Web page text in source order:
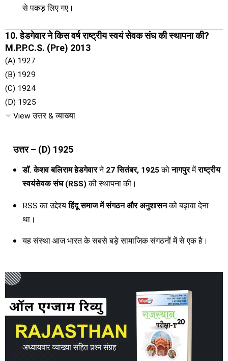
से पकड़ लिए गए।
10. हेडगेवार ने किस वर्ष राष्ट्रीय स्वयं सेवक संघ की स्थापना की?
M.P.P.C.S. (Pre) 2013
(A) 1927
(B) 1929
(C) 1924
(D) 1925
View उत्तर & व्याख्या
उत्तर – (D) 1925
डॉ. केशव बलिराम हेडगेवारने 27 सितंबर, 1925कोनागपुरमेंराष्ट्रीय
स्वयंसेवक संघ (RSS)की स्थापना की।
RSS का उद्देश्यहिंदू समाज में संगठन और अनुशासनको बढ़ावा देना
था।
यह संस्था आज भारत के सबसे बड़े सामाजिक संगठनों में से एक है।